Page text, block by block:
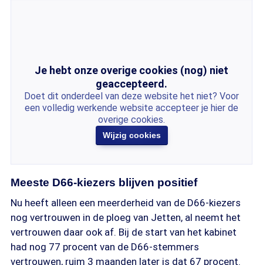
Je hebt onze overige cookies (nog) niet
geaccepteerd.
Doet dit onderdeel van deze website het niet? Voor
een volledig werkende website accepteer je hier de
overige cookies.
Wijzig cookies
Meeste D66-kiezers blijven positief
Nu heeft alleen een meerderheid van de D66-kiezers
nog vertrouwen in de ploeg van Jetten, al neemt het
vertrouwen daar ook af. Bij de start van het kabinet
had nog 77 procent van de D66-stemmers
vertrouwen, ruim 3 maanden later is dat 67 procent.